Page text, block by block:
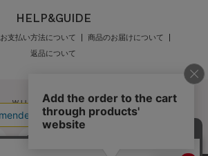
HELP&GUIDE
お支払い方法について
商品のお届けについて
返品について